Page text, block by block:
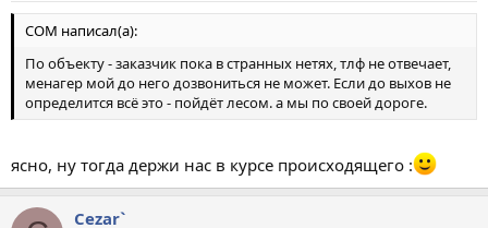
COM написал(а):
По объекту - заказчик пока в странных нетях, тлф не отвечает,
менагер мой до него дозвониться не может. Если до выхов не
определится всё это - пойдёт лесом. а мы по своей дороге.
ясно, ну тогда держи нас в курсе происходящего :
Cezar`